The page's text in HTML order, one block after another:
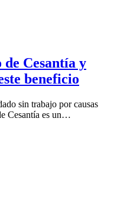
de Cesantía y
beneficio
sin trabajo por causas
Cesantía es un…